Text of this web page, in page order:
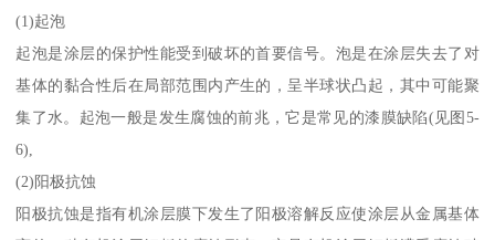
(1)起泡
起泡是涂层的保护性能受到破坏的首要信号。泡是在涂层失去了对
基体的黏合性后在局部范围内产生的，呈半球状凸起，其中可能聚
集了水。起泡一般是发生腐蚀的前兆，它是常见的漆膜缺陷(见图5-
6),
(2)阳极抗蚀
阳极抗蚀是指有机涂层膜下发生了阳极溶解反应使涂层从金属基体